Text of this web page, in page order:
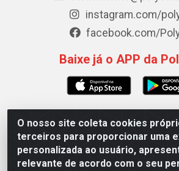
O nosso site coleta cookies
terceiros para proporcionar uma
personalizada ao usuário,
relevante de acordo com o seu
instagram.com/
facebook.com/
Baixe já o APP da
Polybalas - Rua João Miguel de
Ernesto Geisel, João Pessoa/PB - CEP
00.909.327/0002-61